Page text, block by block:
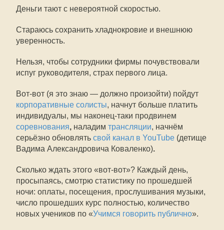
Деньги тают с невероятной скоростью.
Стараюсь сохранить хладнокровие и внешнюю
уверенность.
Нельзя, чтобы сотрудники фирмы почувствовали
испуг руководителя, страх первого лица.
Вот-вот (я это знаю — должно произойти) пойдут
корпоративные солисты, начнут больше платить
индивидуалы, мы наконец-таки продвинем
соревнования, наладим трансляции, начнём
серьёзно обновлять свой канал в YouTube (детище
Вадима Александровича Коваленко).
Сколько ждать этого «вот-вот»? Каждый день,
просыпаясь, смотрю статистику по прошедшей
ночи: оплаты, посещения, прослушивания музыки,
число прошедших курс полностью, количество
новых учеников по «Учимся говорить публично».